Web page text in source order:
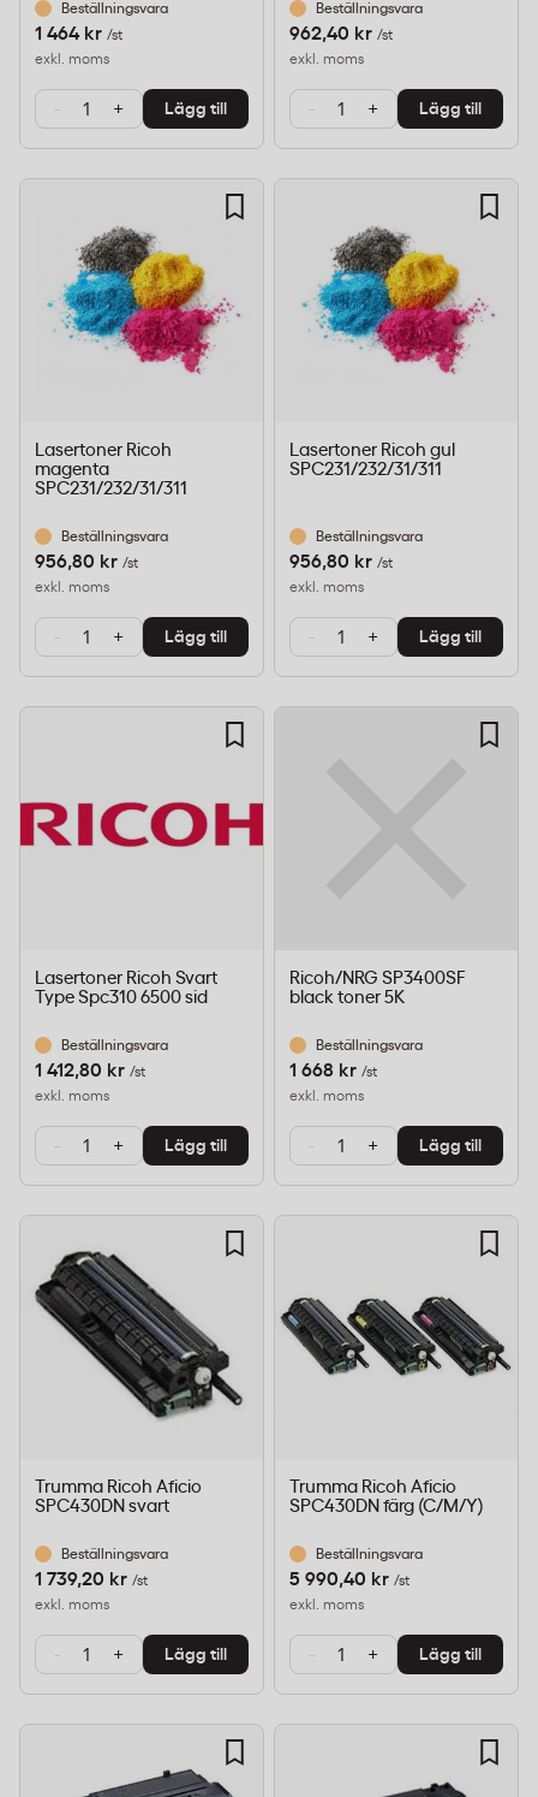
Beställningsvara
1 464 kr /st
exkl. moms
- + Lägg till
Beställningsvara
962,40 kr /st
exkl. moms
- + Lägg till
Lasertoner Ricoh
magenta
SPC231/232/31/311
Beställningsvara
956,80 kr /st
exkl. moms
- + Lägg till
Lasertoner Ricoh gul
SPC231/232/31/311
Beställningsvara
956,80 kr /st
exkl. moms
- + Lägg till
Lasertoner Ricoh Svart
Type Spc310 6500 sid
Beställningsvara
1 412,80 kr /st
exkl. moms
- + Lägg till
Ricoh/NRG SP3400SF
black toner 5K
Beställningsvara
1 668 kr /st
exkl. moms
- + Lägg till
Trumma Ricoh Aficio
SPC430DN svart
Beställningsvara
1 739,20 kr /st
exkl. moms
- + Lägg till
Trumma Ricoh Aficio
SPC430DN färg (C/M/Y)
Beställningsvara
5 990,40 kr /st
exkl. moms
- + Lägg till